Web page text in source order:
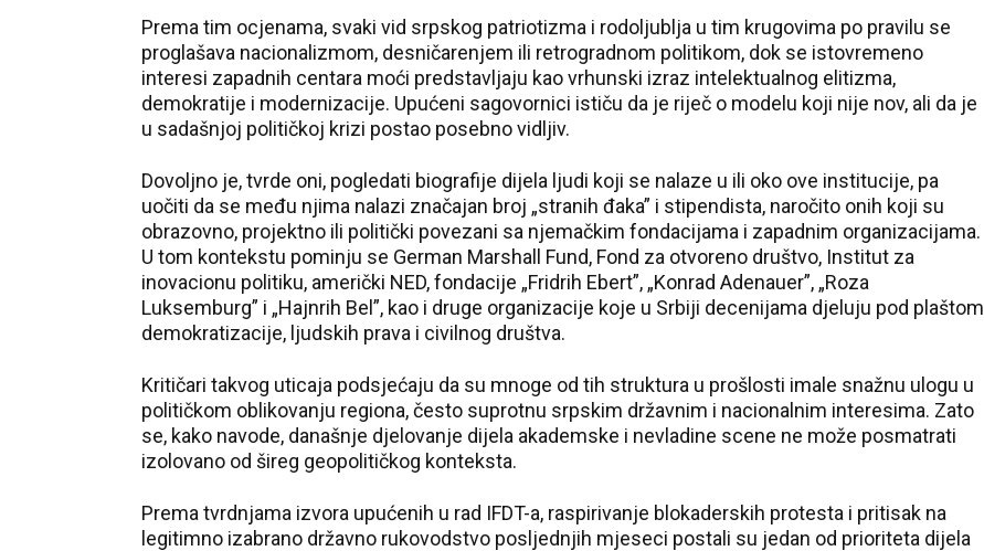
Prema tim ocjenama, svaki vid srpskog patriotizma i rodoljublja u tim krugovima po pravilu se
proglašava nacionalizmom, desničarenjem ili retrogradnom politikom, dok se istovremeno
interesi zapadnih centara moći predstavljaju kao vrhunski izraz intelektualnog elitizma,
demokratije i modernizacije. Upućeni sagovornici ističu da je riječ o modelu koji nije nov, ali da je
u sadašnjoj političkoj krizi postao posebno vidljiv.
Dovoljno je, tvrde oni, pogledati biografije dijela ljudi koji se nalaze u ili oko ove institucije, pa
uočiti da se među njima nalazi značajan broj „stranih đaka” i stipendista, naročito onih koji su
obrazovno, projektno ili politički povezani sa njemačkim fondacijama i zapadnim organizacijama.
U tom kontekstu pominju se German Marshall Fund, Fond za otvoreno društvo, Institut za
inovacionu politiku, američki NED, fondacije „Fridrih Ebert”, „Konrad Adenauer”, „Roza
Luksemburg” i „Hajnrih Bel”, kao i druge organizacije koje u Srbiji decenijama djeluju pod plaštom
demokratizacije, ljudskih prava i civilnog društva.
Kritičari takvog uticaja podsjećaju da su mnoge od tih struktura u prošlosti imale snažnu ulogu u
političkom oblikovanju regiona, često suprotnu srpskim državnim i nacionalnim interesima. Zato
se, kako navode, današnje djelovanje dijela akademske i nevladine scene ne može posmatrati
izolovano od šireg geopolitičkog konteksta.
Prema tvrdnjama izvora upućenih u rad IFDT-a, raspirivanje blokaderskih protesta i pritisak na
legitimno izabrano državno rukovodstvo posljednjih mjeseci postali su jedan od prioriteta dijela